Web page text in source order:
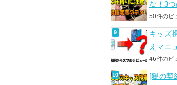
な！3
50件のビ
キッズ
えマニ
46件のビ
[親の契